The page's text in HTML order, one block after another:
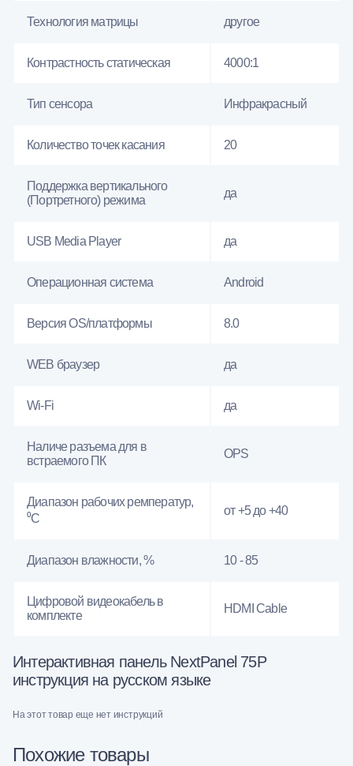
Технология матрицы другое
Контрастность статическая 4000:1
Тип сенсора Инфракрасный
Количество точек касания 20
Поддержка вертикального
(Портретного) режима
да
USB Media Player да
Операционная система Android
Версия OS/платформы 8.0
WEB браузер да
Wi-Fi да
Наличе разъема для в
встраемого ПК
OPS
Диапазон рабочих ремператур,
⁰С
от +5 до +40
Диапазон влажности, % 10 - 85
Цифровой видеокабель в
комплекте
HDMI Cable
Интерактивная панель NextPanel 75P
инструкция на русском языке
На этот товар еще нет инструкций
Похожие товары